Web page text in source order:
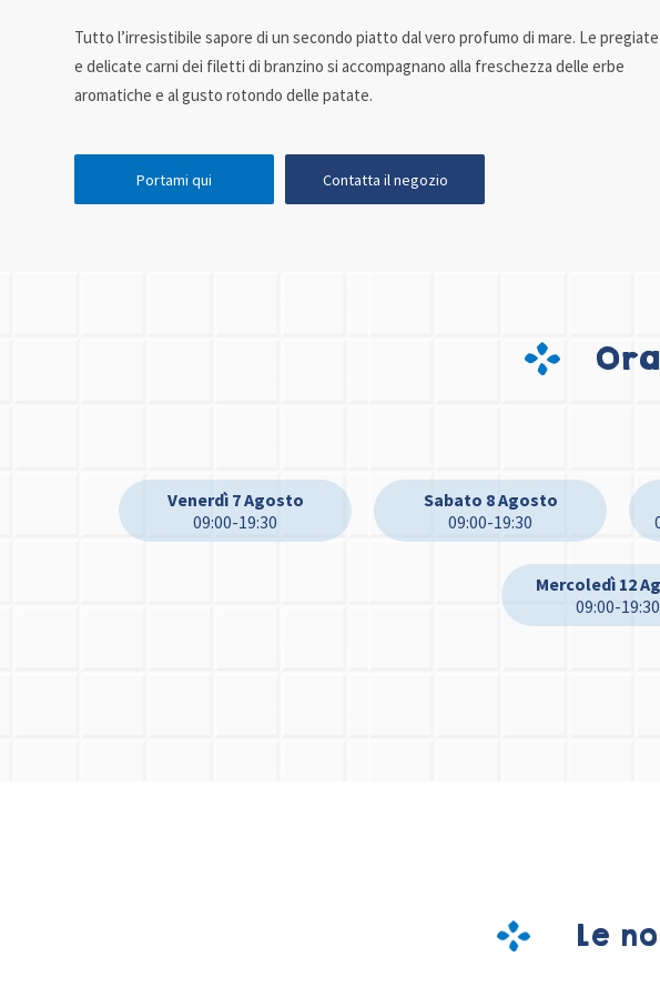
Tutto l’irresistibile sapore di un secondo piatto dal vero profumo di mare. Le pregiate
e delicate carni dei filetti di branzino si accompagnano alla freschezza delle erbe
aromatiche e al gusto rotondo delle patate.
Portami qui Contatta il negozio
Venerdì 7 Agosto
09:00-19:30
Sabato 8 Agosto
09:00-19:30
Mercoledì 12
09:00-19:30
Le